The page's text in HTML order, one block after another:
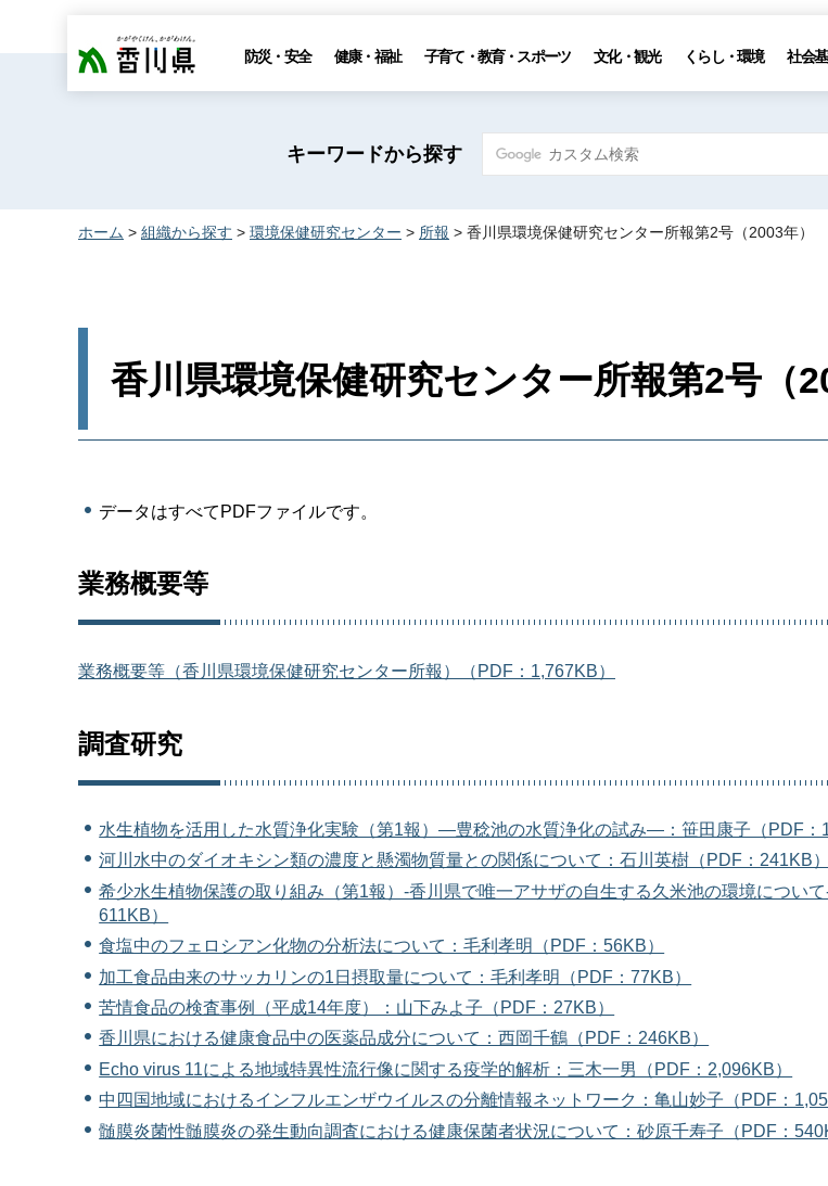
香川県 防災・安全 健康・福祉 子育て・教育・スポーツ 文化・観光 くらし・環境 社会
キーワードから探す
ホーム > 組織から探す > 環境保健研究センター > 所報 > 香川県環境保健研究センター所報第2号（2003年）
香川県環境保健研究センター所報第2号（
データはすべてPDFファイルです。
業務概要等
業務概要等（香川県環境保健研究センター所報）（PDF：1,767KB）
調査研究
水生植物を活用した水質浄化実験（第1報）―豊稔池の水質浄化の試み―：笹田康子（PDF：
河川水中のダイオキシン類の濃度と懸濁物質量との関係について：石川英樹（PDF：241KB）
希少水生植物保護の取り組み（第1報）-香川県で唯一アサザの自生する久米池の環境について
611KB）
食塩中のフェロシアン化物の分析法について：毛利孝明（PDF：56KB）
加工食品由来のサッカリンの1日摂取量について：毛利孝明（PDF：77KB）
苦情食品の検査事例（平成14年度）：山下みよ子（PDF：27KB）
香川県における健康食品中の医薬品成分について：西岡千鶴（PDF：246KB）
Echo virus 11による地域特異性流行像に関する疫学的解析：三木一男（PDF：2,096KB）
中四国地域におけるインフルエンザウイルスの分離情報ネットワーク：亀山妙子（PDF：
髄膜炎菌性髄膜炎の発生動向調査における健康保菌者状況について：砂原千寿子（PDF：